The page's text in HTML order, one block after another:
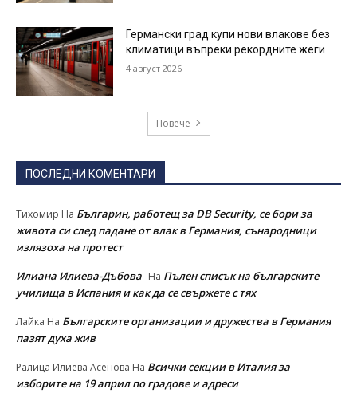
Германски град купи нови влакове без
климатици въпреки рекордните жеги
4 август 2026
Повече
ПОСЛЕДНИ КОМЕНТАРИ
Тихомир На Българин, работещ за DB Security, се бори за
живота си след падане от влак в Германия, сънародници
излязоха на протест
Илиана Илиева-Дъбова На Пълен списък на българските
училища в Испания и как да се свържете с тях
Лайка На Българските организации и дружества в Германия
пазят духа жив
Ралица Илиева Асенова На Всички секции в Италия за
изборите на 19 април по градове и адреси